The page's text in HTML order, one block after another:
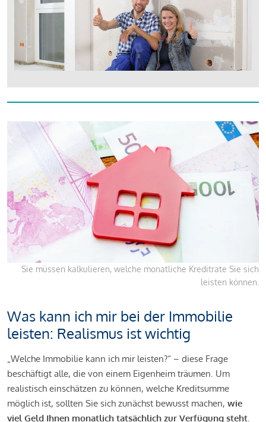
Sie müssen kalkulieren, welche monatliche Kreditrate Sie sich
leisten können.
Was kann ich mir bei der Immobilie
leisten: Realismus ist wichtig
„Welche Immobilie kann ich mir leisten?“ – diese Frage
beschäftigt alle, die von einem Eigenheim träumen. Um
realistisch einschätzen zu können, welche Kreditsumme
möglich ist, sollten Sie sich zunächst bewusst machen, wie
viel Geld Ihnen monatlich tatsächlich zur Verfügung steht.